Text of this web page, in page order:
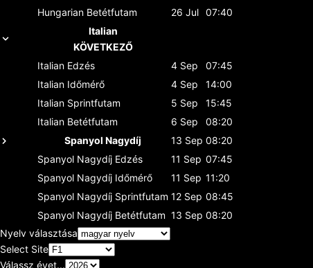
Hungarian Betétfutam 26 Jul 07:40
Italian
KÖVETKEZŐ
Italian Edzés 4 Sep
07:45
Italian Időmérő 4 Sep
14:00
Italian Sprintfutam 5 Sep
15:45
Italian Betétfutam 6 Sep
08:20
Spanyol Nagydíj
13 Sep 08:20
Spanyol Nagydíj Edzés 11 Sep 07:45
Spanyol Nagydíj Időmérő 11 Sep 11:20
Spanyol Nagydíj Sprintfutam 12 Sep 08:45
Spanyol Nagydíj Betétfutam 13 Sep 08:20
Nyelv választása
Select Site
Válassz évet...